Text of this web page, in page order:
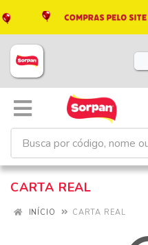
CARTA REAL
INÍCIO CARTA REAL